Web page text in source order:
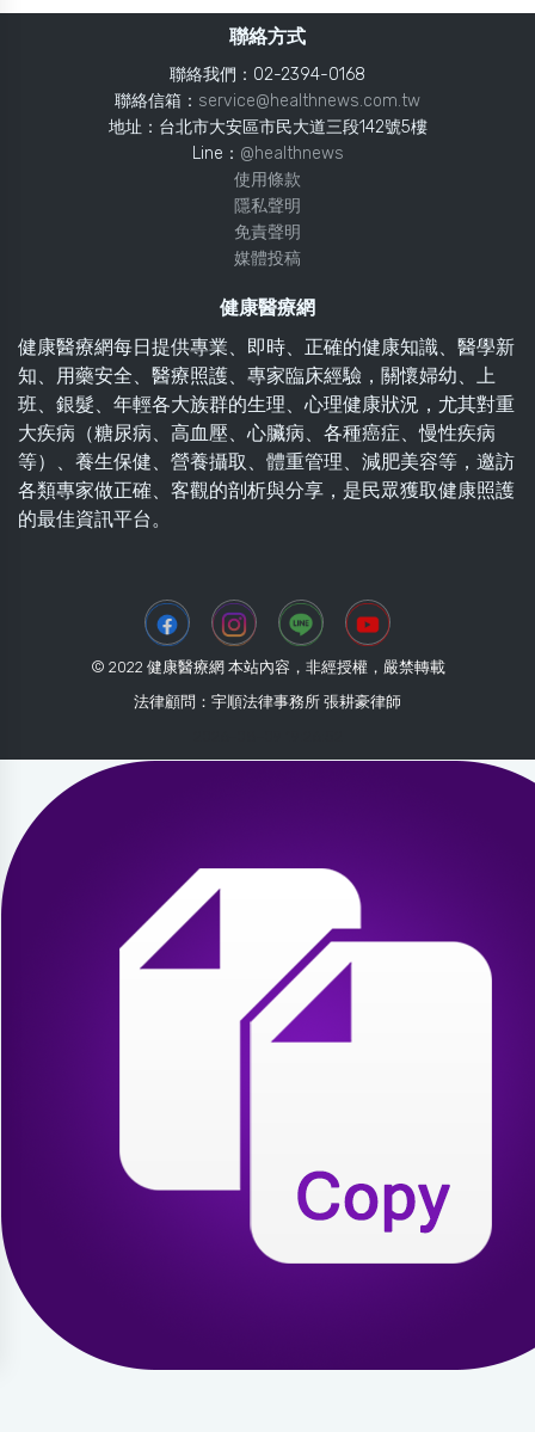
聯絡方式
聯絡我們：02-2394-0168
聯絡信箱： service@healthnews.com.tw
地址：台北市大安區市民大道三段142號5樓
Line： @healthnews
使用條款
隱私聲明
免責聲明
媒體投稿
健康醫療網
健康醫療網每日提供專業、即時、正確的健康知識、醫學新
知、用藥安全、醫療照護、專家臨床經驗，關懷婦幼、上
班、銀髮、年輕各大族群的生理、心理健康狀況，尤其對重
大疾病（糖尿病、高血壓、心臟病、各種癌症、慢性疾病
等）、養生保健、營養攝取、體重管理、減肥美容等，邀訪
各類專家做正確、客觀的剖析與分享，是民眾獲取健康照護
的最佳資訊平台。
© 2022 健康醫療網 本站內容，非經授權，嚴禁轉載
法律顧問：宇順法律事務所 張耕豪律師